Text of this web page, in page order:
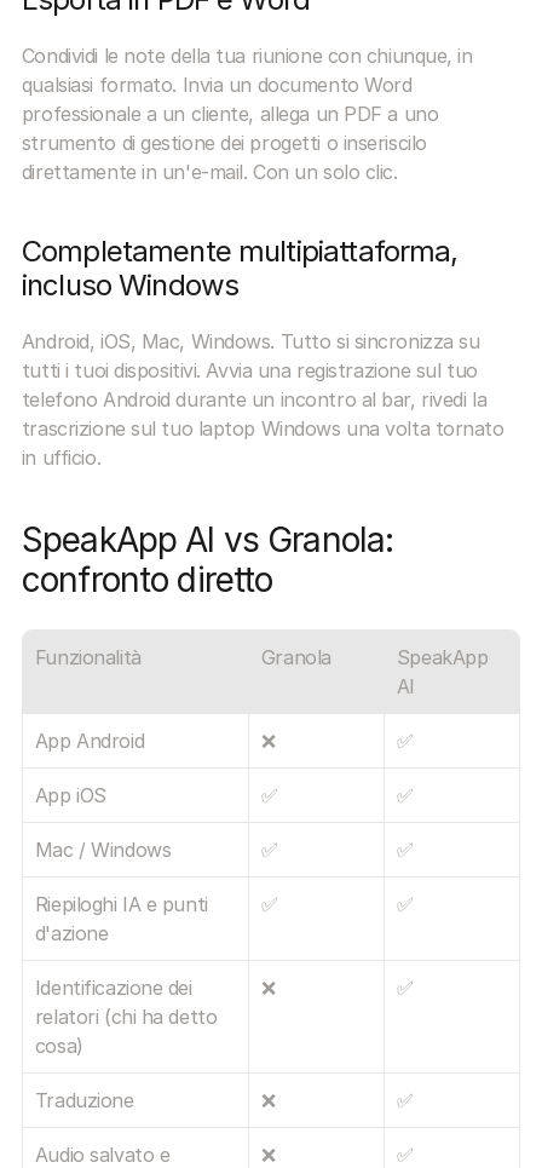
Condividi le note della tua riunione con chiunque, in
qualsiasi formato. Invia un documento Word
professionale a un cliente, allega un PDF a uno
strumento di gestione dei progetti o inseriscilo
direttamente in un'e-mail. Con un solo clic.
Completamente multipiattaforma,
incluso Windows
Android, iOS, Mac, Windows. Tutto si sincronizza su
tutti i tuoi dispositivi. Avvia una registrazione sul tuo
telefono Android durante un incontro al bar, rivedi la
trascrizione sul tuo laptop Windows una volta tornato
in ufficio.
SpeakApp AI vs Granola:
confronto diretto
Funzionalità Granola
SpeakApp
AI
App Android ❌ ✅
App iOS ✅ ✅
Mac / Windows ✅ ✅
Riepiloghi IA e punti
d'azione
✅ ✅
Identificazione dei
relatori (chi ha detto
cosa)
❌ ✅
Traduzione ❌ ✅
Audio salvato e
❌ ✅